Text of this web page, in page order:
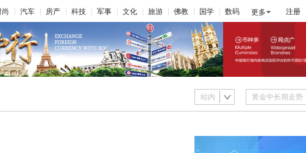
尚 汽车 房产 科技 军事 文化 旅游 佛教 国学 数码 更多 注册
站内